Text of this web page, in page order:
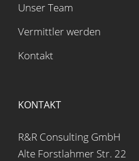
Unser Team
Vermittler werden
Kontakt
KONTAKT
R&R Consulting GmbH
Alte Forstlahmer Str. 22